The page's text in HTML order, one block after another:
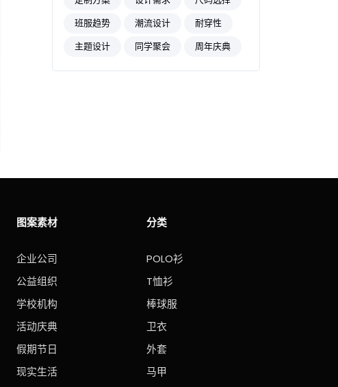
班服趋势
潮流设计
耐穿性
主题设计
同学聚会 周年庆典
图案素材
企业公司
公益组织
学校机构
活动庆典
假期节日
现实生活
分类
POLO衫
T恤衫
棒球服
卫衣
外套
马甲